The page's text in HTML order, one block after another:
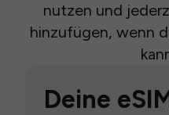
nutzen und
hinzufügen, wenn
Deine